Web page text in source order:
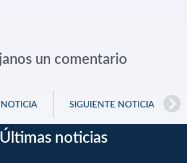
un comentario
SIGUIENTE NOTICIA
Últimas noticias